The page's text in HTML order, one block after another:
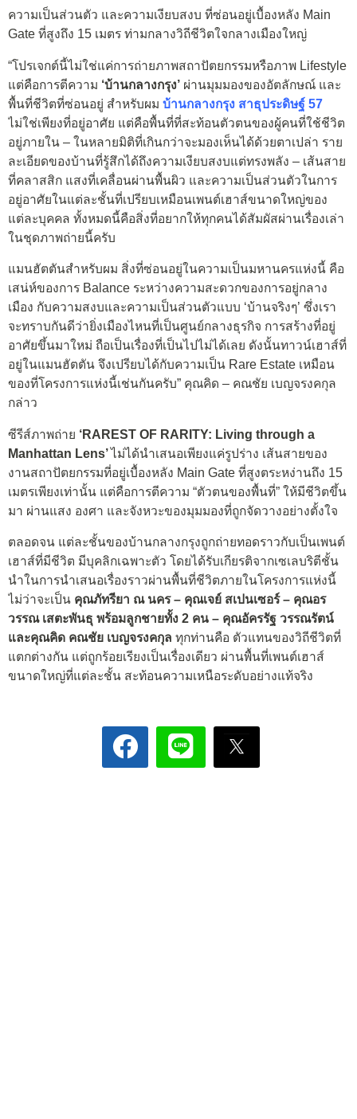
ความเป็นส่วนตัว และความเงียบสงบ ที่ซ่อนอยู่เบื้องหลัง Main
Gate ที่สูงถึง 15 เมตร ท่ามกลางวิถีชีวิตใจกลางเมืองใหญ่
“โปรเจกต์นี้ไม่ใช่แค่การถ่ายภาพสถาปัตยกรรมหรือภาพ Lifestyle
แต่คือการตีความ ‘บ้านกลางกรุง’ ผ่านมุมมองของอัตลักษณ์ และ
พื้นที่ชีวิตที่ซ่อนอยู่ สำหรับผม บ้านกลางกรุง สาธุประดิษฐ์ 57
ไม่ใช่เพียงที่อยู่อาศัย แต่คือพื้นที่ที่สะท้อนตัวตนของผู้คนที่ใช้ชีวิต
อยู่ภายใน – ในหลายมิติที่เกินกว่าจะมองเห็นได้ด้วยตาเปล่า ราย
ละเอียดของบ้านที่รู้สึกได้ถึงความเงียบสงบแต่ทรงพลัง – เส้นสาย
ที่คลาสสิก แสงที่เคลื่อนผ่านพื้นผิว และความเป็นส่วนตัวในการ
อยู่อาศัยในแต่ละชั้นที่เปรียบเหมือนเพนต์เฮาส์ขนาดใหญ่ของ
แต่ละบุคคล ทั้งหมดนี้คือสิ่งที่อยากให้ทุกคนได้สัมผัสผ่านเรื่องเล่า
ในชุดภาพถ่ายนี้ครับ
แมนฮัตตันสำหรับผม สิ่งที่ซ่อนอยู่ในความเป็นมหานครแห่งนี้ คือ
เสน่ห์ของการ Balance ระหว่างความสะดวกของการอยู่กลาง
เมือง กับความสงบและความเป็นส่วนตัวแบบ ‘บ้านจริงๆ’ ซึ่งเรา
จะทราบกันดีว่ายิ่งเมืองไหนที่เป็นศูนย์กลางธุรกิจ การสร้างที่อยู่
อาศัยขึ้นมาใหม่ ถือเป็นเรื่องที่เป็นไปไม่ได้เลย ดังนั้นทาวน์เฮาส์ที่
อยู่ในแมนฮัตตัน จึงเปรียบได้กับความเป็น Rare Estate เหมือน
ของที่โครงการแห่งนี้เช่นกันครับ” คุณคิด – คณชัย เบญจรงคกุล
กล่าว
ซีรีส์ภาพถ่าย ‘RAREST OF RARITY: Living through a
Manhattan Lens’ไม่ได้นำเสนอเพียงแค่รูปร่าง เส้นสายของ
งานสถาปัตยกรรมที่อยู่เบื้องหลัง Main Gate ที่สูงตระหง่านถึง 15
เมตรเพียงเท่านั้น แต่คือการตีความ “ตัวตนของพื้นที่” ให้มีชีวิตขึ้น
มา ผ่านแสง องศา และจังหวะของมุมมองที่ถูกจัดวางอย่างตั้งใจ
ตลอดจน แต่ละชั้นของบ้านกลางกรุงถูกถ่ายทอดราวกับเป็นเพนต์
เฮาส์ที่มีชีวิต มีบุคลิกเฉพาะตัว โดยได้รับเกียรติจากเซเลบริตีชั้น
นำในการนำเสนอเรื่องราวผ่านพื้นที่ชีวิตภายในโครงการแห่งนี้
ไม่ว่าจะเป็น คุณภัทรียา ณ นคร – คุณเจย์ สเปนเซอร์ – คุณอร
วรรณ เสตะพันธุ พร้อมลูกชายทั้ง 2 คน – คุณอัครรัฐ วรรณรัตน์
และคุณคิด คณชัย เบญจรงคกุล ทุกท่านคือ ตัวแทนของวิถีชีวิตที่
แตกต่างกัน แต่ถูกร้อยเรียงเป็นเรื่องเดียว ผ่านพื้นที่เพนต์เฮาส์
ขนาดใหญ่ที่แต่ละชั้น สะท้อนความเหนือระดับอย่างแท้จริง